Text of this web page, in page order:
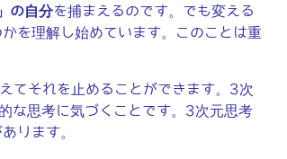
の自分を捕まえるのです。でも変える
を理解し始めています。このことは重
てそれを止めることができます。3次
な思考に気づくことです。3次元思考
ります。